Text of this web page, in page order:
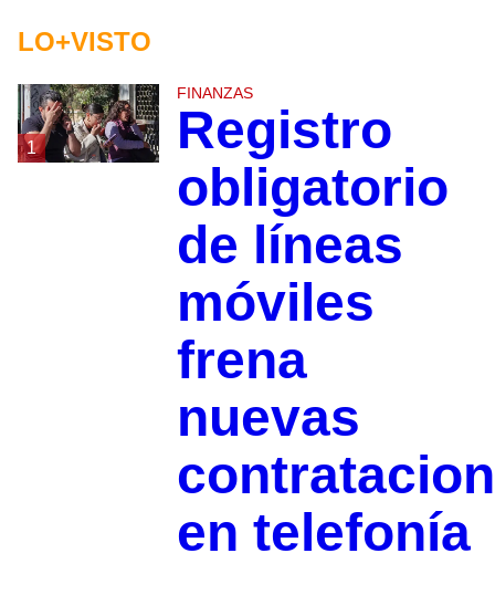
LO+VISTO
1
FINANZAS
Registro
obligatorio
de líneas
móviles
frena
nuevas
en telefonía